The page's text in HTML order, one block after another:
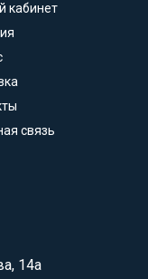
кабинет
связь
14а